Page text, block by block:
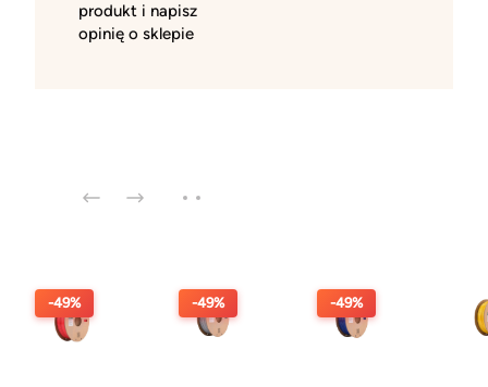
produkt i napisz
opinię o sklepie
-49% -49% -49%